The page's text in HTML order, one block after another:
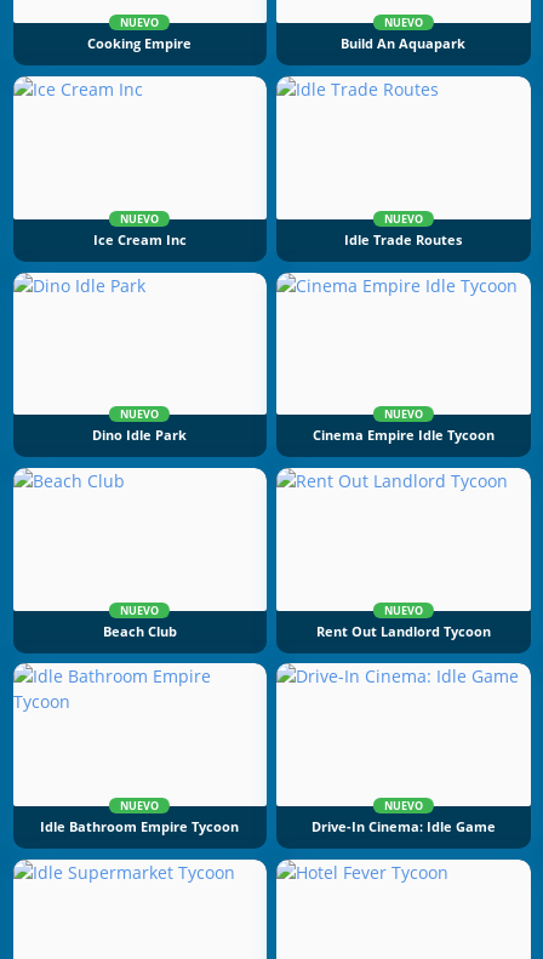
NUEVO
Cooking Empire
NUEVO
Build An Aquapark
NUEVO
Ice Cream Inc
NUEVO
Idle Trade Routes
NUEVO
Dino Idle Park
NUEVO
Cinema Empire Idle Tycoon
NUEVO
Beach Club
NUEVO
Rent Out Landlord Tycoon
NUEVO
Idle Bathroom Empire Tycoon
NUEVO
Drive-In Cinema: Idle Game